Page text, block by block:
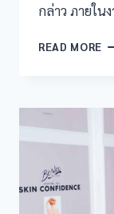
กล่าว ภายใน
READ MORE